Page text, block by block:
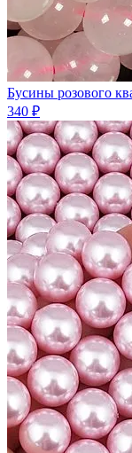
Бусины розового
340 ₽